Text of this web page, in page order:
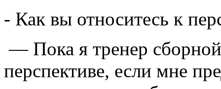
- Как вы относитесь к
— Пока я тренер
перспективе, если мне